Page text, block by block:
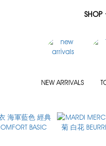
SHOP
NEW ARRIVALS